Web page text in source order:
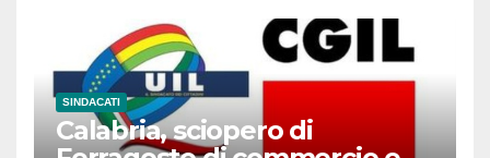
SINDACATI
Calabria, sciopero di